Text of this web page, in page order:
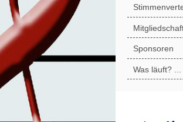
Sponsoren
Was läuft? ...